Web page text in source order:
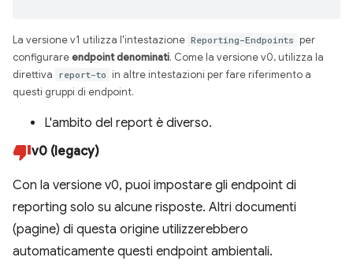
La versione v1 utilizza l'intestazione Reporting-Endpoints per
configurareendpoint denominati. Come la versione v0, utilizza la
direttiva report-to in altre intestazioni per fare riferimento a
questi gruppi di endpoint.
L'ambito del report è diverso.
v0 (legacy)
Con la versione v0, puoi impostare gli endpoint di
reporting solo su alcune risposte. Altri documenti
(pagine) di questa origine utilizzerebbero
automaticamente questi endpoint ambientali.